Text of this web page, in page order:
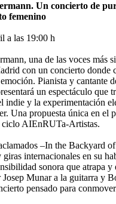
Un concierto de
femenino
a las 19:00 h
una de las voces más
con un concierto donde
Pianista y cantante
un espectáculo que
indie y la experimentación
Una propuesta única en el
ciclo AIEnRUTa-Artistas.
–In the Backyard
internacionales en su
sonora que atrapa y
Josep Munar a la guitarra y
pensado para